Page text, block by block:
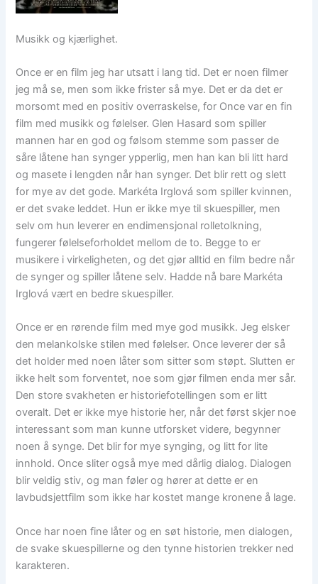
Musikk og kjærlighet.
Once er en film jeg har utsatt i lang tid. Det er noen filmer
jeg må se, men som ikke frister så mye. Det er da det er
morsomt med en positiv overraskelse, for Once var en fin
film med musikk og følelser. Glen Hasard som spiller
mannen har en god og følsom stemme som passer de
såre låtene han synger ypperlig, men han kan bli litt hard
og masete i lengden når han synger. Det blir rett og slett
for mye av det gode. Markéta Irglová som spiller kvinnen,
er det svake leddet. Hun er ikke mye til skuespiller, men
selv om hun leverer en endimensjonal rolletolkning,
fungerer følelseforholdet mellom de to. Begge to er
musikere i virkeligheten, og det gjør alltid en film bedre når
de synger og spiller låtene selv. Hadde nå bare Markéta
Irglová vært en bedre skuespiller.
Once er en rørende film med mye god musikk. Jeg elsker
den melankolske stilen med følelser. Once leverer der så
det holder med noen låter som sitter som støpt. Slutten er
ikke helt som forventet, noe som gjør filmen enda mer sår.
Den store svakheten er historiefotellingen som er litt
overalt. Det er ikke mye historie her, når det først skjer noe
interessant som man kunne utforsket videre, begynner
noen å synge. Det blir for mye synging, og litt for lite
innhold. Once sliter også mye med dårlig dialog. Dialogen
blir veldig stiv, og man føler og hører at dette er en
lavbudsjettfilm som ikke har kostet mange kronene å lage.
Once har noen fine låter og en søt historie, men dialogen,
de svake skuespillerne og den tynne historien trekker ned
karakteren.